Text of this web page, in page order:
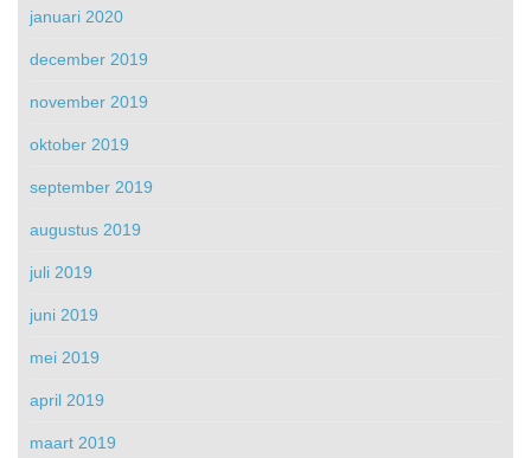
januari 2020
december 2019
november 2019
oktober 2019
september 2019
augustus 2019
juli 2019
juni 2019
mei 2019
april 2019
maart 2019